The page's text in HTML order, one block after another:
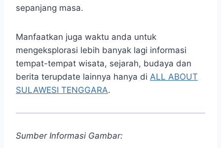
sepanjang masa.
Manfaatkan juga waktu anda untuk
mengeksplorasi lebih banyak lagi informasi
tempat-tempat wisata, sejarah, budaya dan
berita terupdate lainnya hanya di ALL ABOUT
SULAWESI TENGGARA.
Sumber Informasi Gambar: